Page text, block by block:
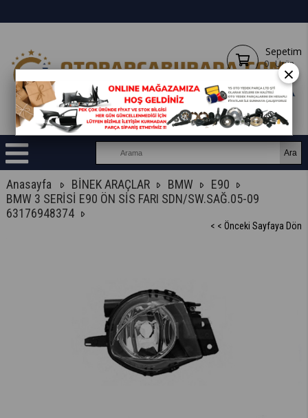
Sepetim
0 Ürün
Anasayfa BİNEK ARAÇLAR BMW
E90
BMW 3 SERİSİ E90 ÖN SİS FARI SDN/SW.SAĞ.05-09
63176948374
< < Önceki Sayfaya Dön
×